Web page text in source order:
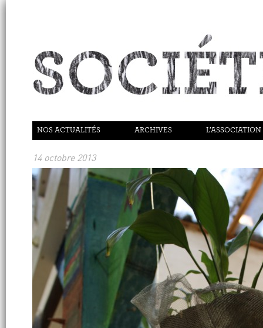
NOS ACTUALITÉS ARCHIVES L’ASSOCIATION
14 octobre 2013